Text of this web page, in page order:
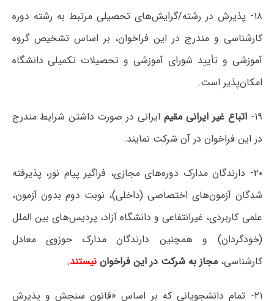
۱۸- پذیرش در رشته/گرایش‌های تحصیلی مرتبط به رشته دوره
کارشناسی و مندرج در این فراخوان، بر اساس تشخیص گروه
آموزشی و تأیید شورای آموزشی و تحصیلات تکمیلی دانشگاه
امکان‌پذیر است.
۱۹- اتباع غیر ایرانی مقیم ایرانی در صورت داشتن شرایط مندرج
در این فراخوان در آن شرکت نمایند.
۲۰- دارندگان مدارک دوره‌های مجازی، فراگیر پیام نور، پذیرفته
شدگان آزمون‌های اختصاصی (داخلی)، نوبت دوم بدون آزمون،
علمی کاربردی، غیرانتفاعی و دانشگاه آزاد، پردیس‌های بین الملل
(خودگردان) و همچنین دارندگان مدارک حوزوی معادل
کارشناسی،مجاز به شرکت در این فراخواننیستند.
۲۱- تمام دانشجویانی که بر اساس «قانون سنجش و پذیرش